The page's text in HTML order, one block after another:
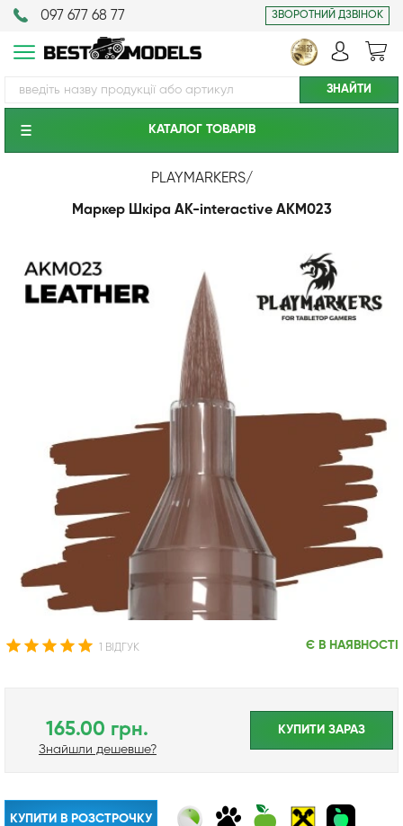
097 677 68 77 ЗВОРОТНИЙ ДЗВІНОК
КАТАЛОГ ТОВАРIВ
PLAYMARKERS/
Маркер Шкіра AK-interactive AKM023
1 ВІДГУК Є В НАЯВНОСТІ
165.00 грн.
Знайшли дешевше?
КУПИТИ ЗАРАЗ
КУПИТИ В РОЗСТРОЧКУ